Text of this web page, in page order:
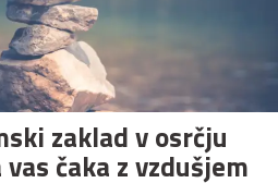
zaklad v osrčju
čaka z vzdušjem